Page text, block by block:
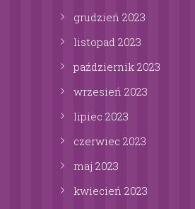
grudzień 2023
listopad 2023
październik 2023
wrzesień 2023
lipiec 2023
czerwiec 2023
maj 2023
kwiecień 2023